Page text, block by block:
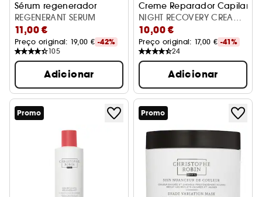
Sérum regenerador
REGENERANT SERUM
11,00 €
Preço original: 19,00 € -42%
105
Adicionar
Creme Reparador Capilar
NIGHT RECOVERY CREAM
150ML
10,00 €
Preço original: 17,00 € -41%
24
Adicionar
Promo Promo